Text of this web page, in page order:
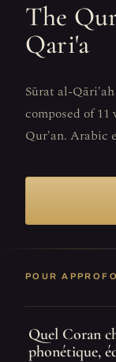
The
Qari'a
Sūrat al-
composed of
Qur'an. Arabic
POUR
Quel Coran
phonétique,